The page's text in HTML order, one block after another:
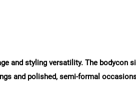
and styling versatility. The bodycon
and polished, semi-formal